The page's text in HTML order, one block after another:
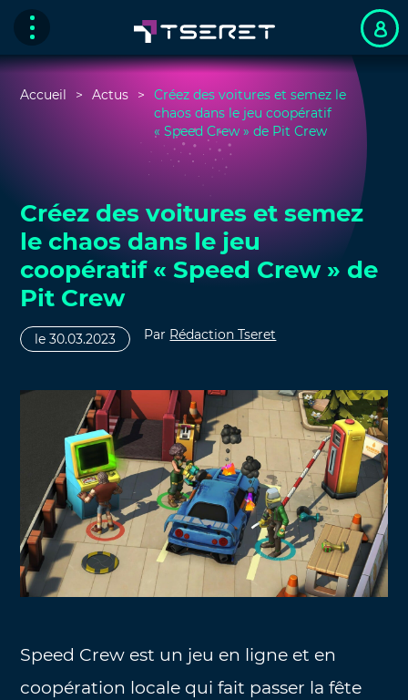
Accueil Actus
Créez des voitures et semez le
chaos dans le jeu coopératif
« Speed Crew » de Pit Crew
Créez des voitures et semez
le chaos dans le jeu
coopératif « Speed Crew » de
Pit Crew
le 30.03.2023 Par Rédaction Tseret
Speed Crew est un jeu en ligne et en
coopération locale qui fait passer la fête